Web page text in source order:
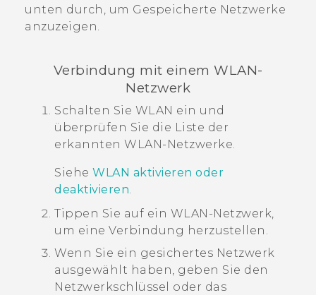
unten durch, um Gespeicherte Netzwerke
anzuzeigen.
Verbindung mit einem WLAN-
Netzwerk
Schalten Sie WLAN ein und
überprüfen Sie die Liste der
erkannten WLAN-Netzwerke.
Siehe WLAN aktivieren oder
deaktivieren.
Tippen Sie auf ein WLAN -Netzwerk,
um eine Verbindung herzustellen.
Wenn Sie ein gesichertes Netzwerk
ausgewählt haben, geben Sie den
Netzwerkschlüssel oder das